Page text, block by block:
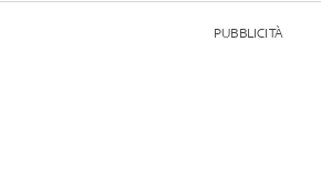
PUBBLICITÀ